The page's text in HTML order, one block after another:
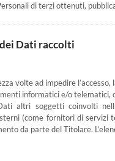
di terzi ottenuti,
Dati raccolti
volte ad impedire
informatici e/o telematici,
altri soggetti coinvolti
(come fornitori di servizi
da parte del Titolare.